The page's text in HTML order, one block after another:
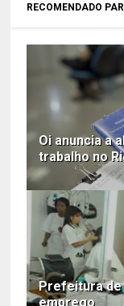
RECOMENDADO
Oi anuncia a
trabalho no
Prefeitura de
emprego